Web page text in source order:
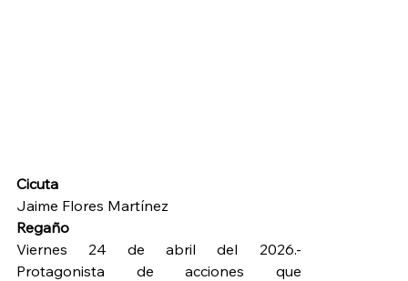
Cicuta
Jaime Flores Martínez
Regaño
Viernes 24 de abril del 2026.-
Protagonista de acciones que